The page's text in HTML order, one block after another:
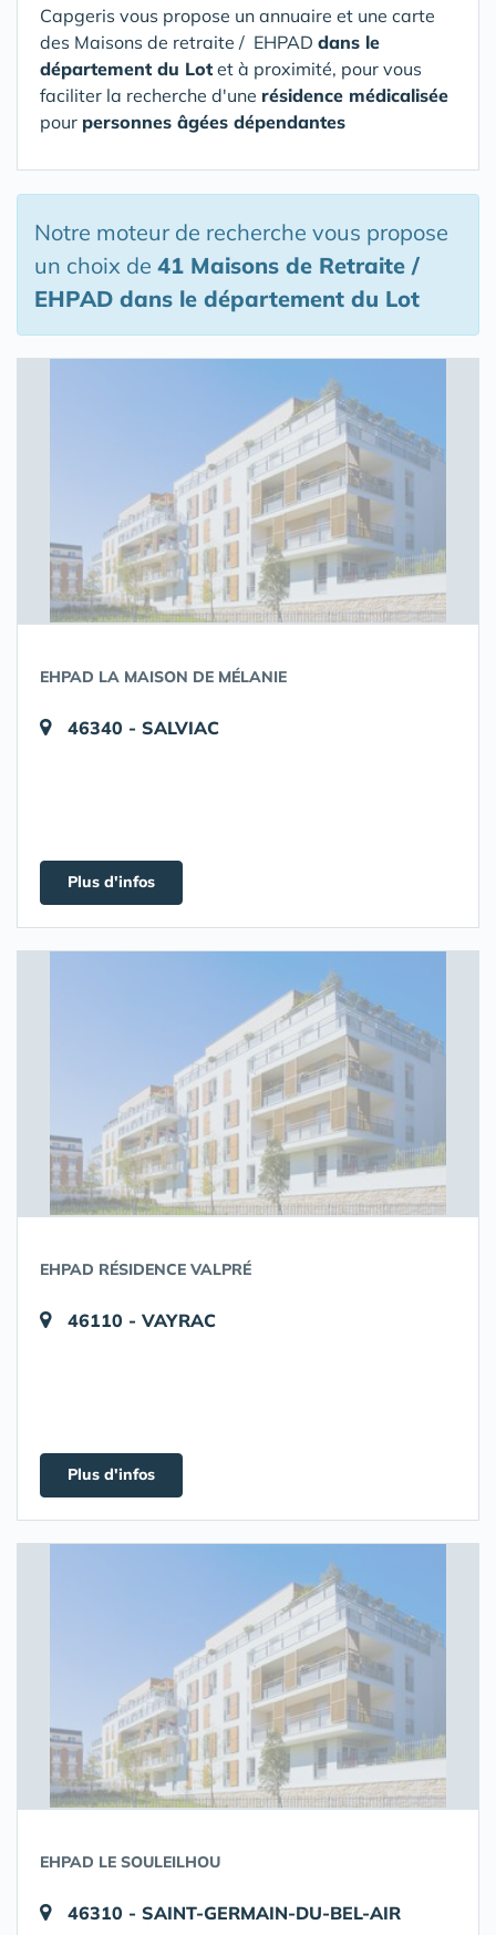
Capgeris vous propose un annuaire et une carte
des Maisons de retraite / EHPAD dans le
département du Lot et à proximité, pour vous
faciliter la recherche d'une résidence médicalisée
pour personnes âgées dépendantes
Notre moteur de recherche vous propose
un choix de 41 Maisons de Retraite /
EHPAD dans le département du Lot
EHPAD LA MAISON DE MÉLANIE
46340 - SALVIAC
Plus d'infos
EHPAD RÉSIDENCE VALPRÉ
46110 - VAYRAC
Plus d'infos
EHPAD LE SOULEILHOU
46310 - SAINT-GERMAIN-DU-BEL-AIR